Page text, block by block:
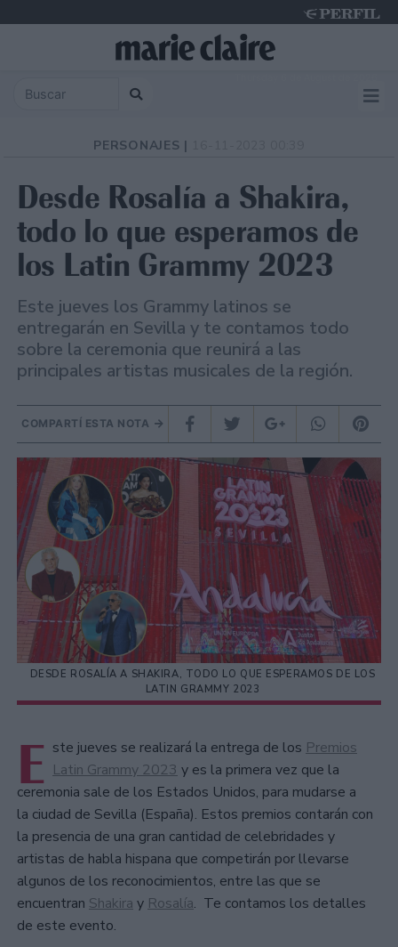
PERSONAJES |
Desde Rosalía a Shakira,
todo lo que esperamos de
los Latin Grammy 2023
Este jueves los Grammy latinos se
entregarán en Sevilla y te contamos todo
sobre la ceremonia que reunirá a las
principales artistas musicales de la región.
COMPARTÍ ESTA NOTA
DESDE ROSALÍA A SHAKIRA, TODO LO QUE ESPERAMOS DE LOS
LATIN GRAMMY 2023
E ste jueves se realizará la entrega de los Premios
Latin Grammy 2023 y es la primera vez que la
ceremonia sale de los Estados Unidos, para mudarse a
la ciudad de Sevilla (España). Estos premios contarán con
la presencia de una gran cantidad de celebridades y
artistas de habla hispana que competirán por llevarse
algunos de los reconocimientos, entre las que se
encuentran Shakira y Rosalía. Te contamos los detalles
de este evento.